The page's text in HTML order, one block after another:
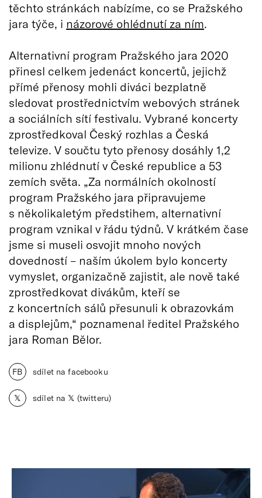
těchto stránkách nabízíme, co se Pražského
jara týče, i názorové ohlédnutí za ním.
Alternativní program Pražského jara 2020
přinesl celkem jedenáct koncertů, jejichž
přímé přenosy mohli diváci bezplatně
sledovat prostřednictvím webových stránek
a sociálních sítí festivalu. Vybrané koncerty
zprostředkoval Český rozhlas a Česká
televize. V součtu tyto přenosy dosáhly 1,2
milionu zhlédnutí v České republice a 53
zemích světa. „Za normálních okolností
program Pražského jara připravujeme
s několikaletým předstihem, alternativní
program vznikal v řádu týdnů. V krátkém čase
jsme si museli osvojit mnoho nových
dovedností – naším úkolem bylo koncerty
vymyslet, organizačně zajistit, ale nově také
zprostředkovat divákům, kteří se
z koncertních sálů přesunuli k obrazovkám
a displejům,“ poznamenal ředitel Pražského
jara Roman Bělor.
FB sdílet na facebooku
𝕏 sdílet na 𝕏 (twitteru)